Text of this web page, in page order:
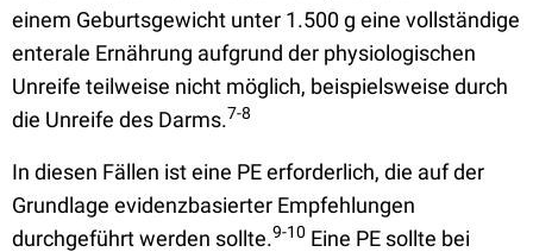
einem Geburtsgewicht unter 1.500 g eine vollständige
enterale Ernährung aufgrund der physiologischen
Unreife teilweise nicht möglich, beispielsweise durch
die Unreife des Darms.7-8
In diesen Fällen ist eine PE erforderlich, die auf der
Grundlage evidenzbasierter Empfehlungen
durchgeführt werden sollte.9-10 Eine PE sollte bei